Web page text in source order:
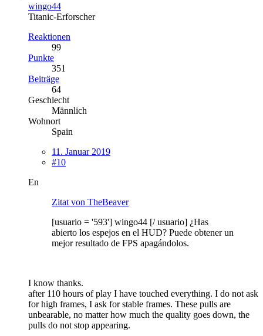
wingo44
Titanic-Erforscher
Reaktionen
99
Punkte
351
Beiträge
64
Geschlecht
Männlich
Wohnort
Spain
11. Januar 2019
#10
En
Zitat von TheBeaver
[usuario = '593'] wingo44 [/ usuario] ¿Has
abierto los espejos en el HUD? Puede obtener un
mejor resultado de FPS apagándolos.
I know thanks.
after 110 hours of play I have touched everything. I do not ask
for high frames, I ask for stable frames. These pulls are
unbearable, no matter how much the quality goes down, the
pulls do not stop appearing.